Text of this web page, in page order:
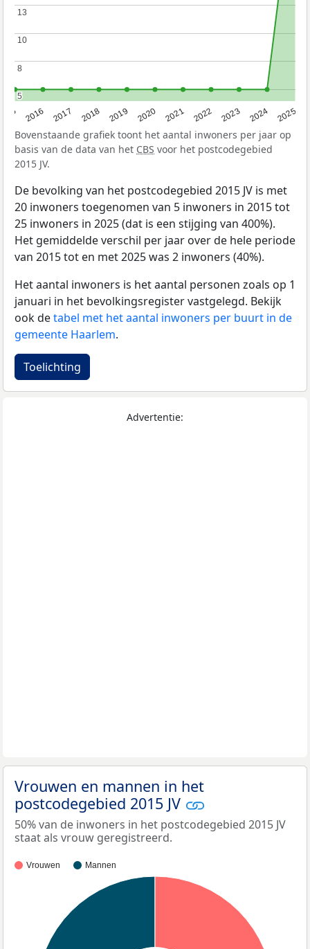
2016 2017 2018 2019 2020 2021 2022 2023 2024 2025
5
5
8
8
10
10
13
13
Bovenstaande grafiek toont het aantal inwoners per jaar op
basis van de data van het CBS voor het postcodegebied
2015 JV.
De bevolking van het postcodegebied 2015 JV is met
20 inwoners toegenomen van 5 inwoners in 2015 tot
25 inwoners in 2025 (dat is een stijging van 400%).
Het gemiddelde verschil per jaar over de hele periode
van 2015 tot en met 2025 was 2 inwoners (40%).
Het aantal inwoners is het aantal personen zoals op 1
januari in het bevolkingsregister vastgelegd. Bekijk
ook detabel met het aantal inwoners per buurt in de
gemeente Haarlem.
Toelichting
Advertentie:
Vrouwen en mannen in het
postcodegebied 2015 JV
50% van de inwoners in het postcodegebied 2015 JV
staat als vrouw geregistreerd.
Vrouwen Mannen